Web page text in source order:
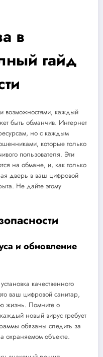
в
гайд
каждый
быть обманчив. Интернет
но с каждым
которые только
пользователя. Эти
на обмане, и, как только
дверь в ваш цифровой
Не дайте этому
и обновление
качественного
ваш цифровой санитар,
жизнь. Помните о
новый вирус требует
обязаны следить за
охраняемом объекте.